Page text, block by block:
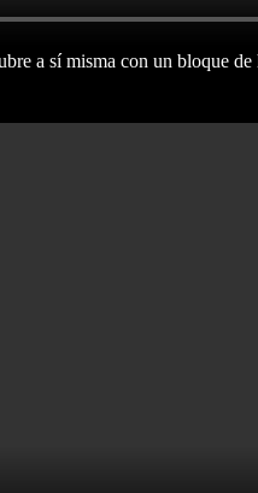
a sí misma con un bloque de